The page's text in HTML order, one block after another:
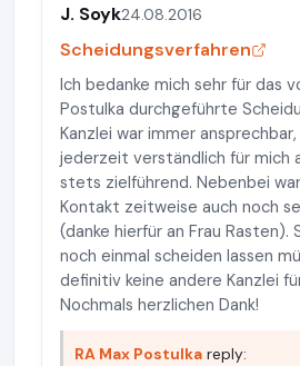
J. Soyk24.08.2016
Scheidungsverfahren
Ich bedanke mich sehr für das
Postulka durchgeführte
Kanzlei war immer
jederzeit verständlich für mich
stets zielführend. Nebenbei
Kontakt zeitweise auch noch
(danke hierfür an Frau Rasten).
noch einmal scheiden lassen
definitiv keine andere Kanzlei
Nochmals herzlichen Dank!
RA Max Postulka reply: